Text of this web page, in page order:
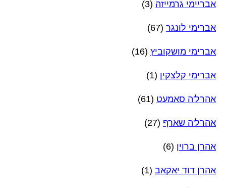
אבריימי גרמייזה (3)
אברימי לונגר (67)
אברימי מושקוביץ (16)
אברימי קלצקין (1)
אהרל'ה סאמעט (61)
אהרל'ה שארף (27)
אהרן ברוין (6)
אהרן דוד יאקאב (1)